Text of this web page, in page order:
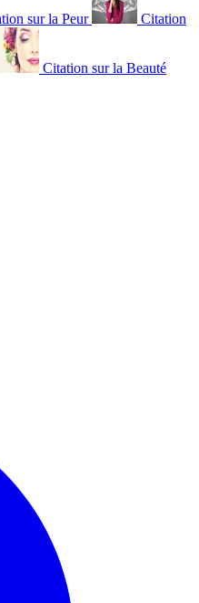
sur la Peur Citation
Citation sur la Beauté